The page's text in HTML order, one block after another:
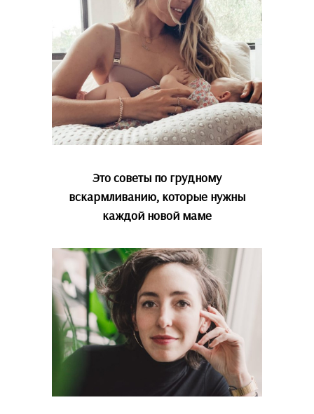
Это советы по грудному
вскармливанию, которые нужны
каждой новой маме